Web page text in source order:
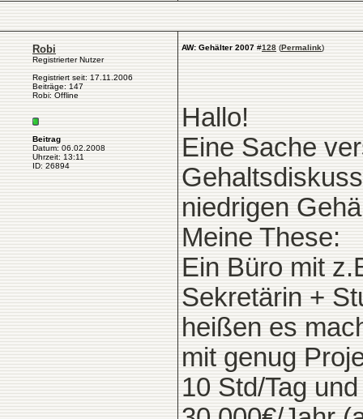
Robi
Registrierter Nutzer
Registriert seit: 17.11.2006
Beiträge: 147
Robi: Offline
Beitrag
Datum: 06.02.2008
Uhrzeit: 13:11
ID: 26894
AW: Gehälter 2007 #128 (Permalink)
Hallo!
Eine Sache
niedrigen
Meine These:
Ein Büro mit
Sekretärin +
heißen es
mit genug
10 Std/Tag